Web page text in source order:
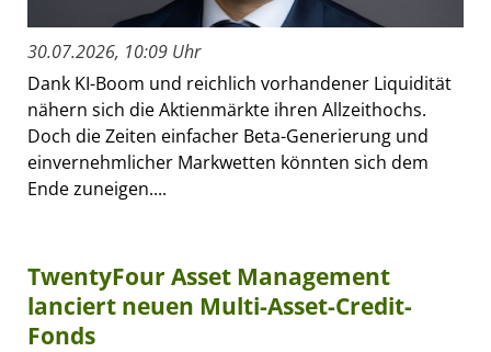
30.07.2026, 10:09 Uhr
Dank KI-Boom und reichlich vorhandener Liquidität
nähern sich die Aktienmärkte ihren Allzeithochs.
Doch die Zeiten einfacher Beta-Generierung und
einvernehmlicher Markwetten könnten sich dem
Ende zuneigen....
TwentyFour Asset Management
lanciert neuen Multi-Asset-Credit-
Fonds